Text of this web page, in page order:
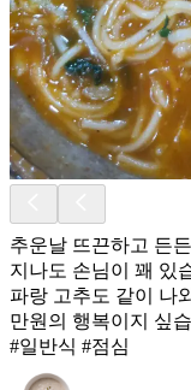
추운날 뜨끈하고 든
지나도 손님이 꽤 있
파랑 고추도 같이 나
만원의 행복이지 싶
#일반식 #점심